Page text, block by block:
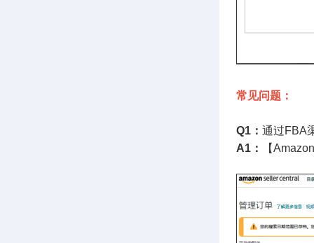
常见问题：
Q1： 通过FBA
A1：
【